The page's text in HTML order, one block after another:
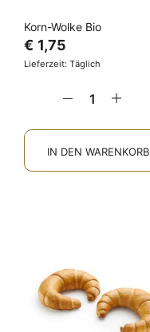
Korn-Wolke Bio
€ 1,75
Lieferzeit: Täglich
IN DEN WARENKORB